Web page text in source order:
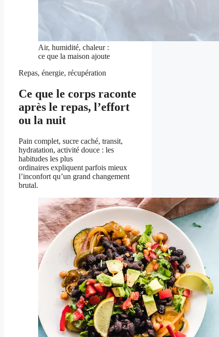
Air, humidité, chaleur :
ce que la maison ajoute
Repas, énergie, récupération
Ce que le corps raconte
après le repas, l’effort
ou la nuit
Pain complet, sucre caché, transit,
hydratation, activité douce : les
habitudes les plus
ordinaires expliquent parfois mieux
l’inconfort qu’un grand changement
brutal.